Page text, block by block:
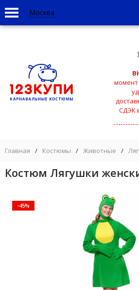
Москва
момент
СДЭК
Главная / Костюмы / Животные /
Костюм Лягушки
-45%